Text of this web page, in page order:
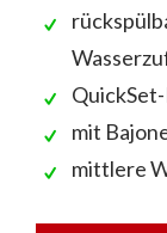
mit
mittlere